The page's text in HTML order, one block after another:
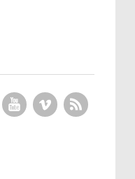
FacebookYouTubeVimeo